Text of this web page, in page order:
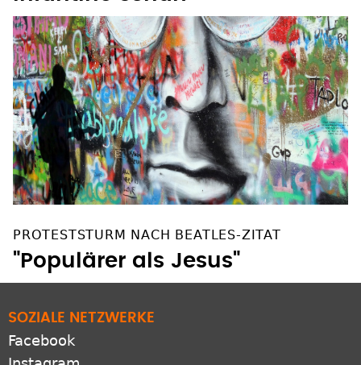
PROTESTSTURM NACH BEATLES-ZITAT
"Populärer als Jesus"
SOZIALE NETZWERKE
Facebook